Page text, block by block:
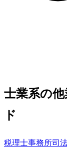
士業系の
ド
税理士事務所司